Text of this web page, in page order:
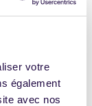
votre
également
avec nos
dans le